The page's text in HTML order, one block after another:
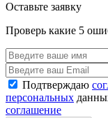
Оставьте заявку
Проверь какие 5
Подтверждаю
персональных
соглашение